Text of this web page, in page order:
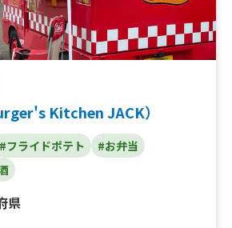
Kitchen JACK）
#フライドポテト
#お弁当
県